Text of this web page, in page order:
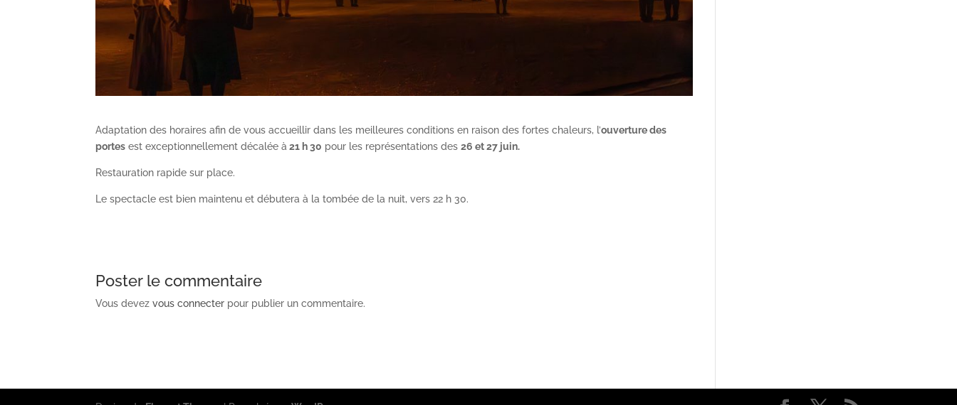
Adaptation des horaires afin de vous accueillir dans les meilleures conditions en raison des fortes chaleurs, l’ouverture des
portes est exceptionnellement décalée à 21 h 30 pour les représentations des26 et 27 juin.
Restauration rapide sur place.
Le spectacle est bien maintenu et débutera à la tombée de la nuit, vers 22 h 30.
Poster le commentaire
Vous devezvous connecter pour publier un commentaire.